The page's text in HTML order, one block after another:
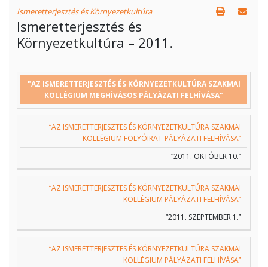
Ismeretterjesztés és Környezetkultúra
Ismeretterjesztés és
Környezetkultúra – 2011.
"AZ ISMERETTERJESZTÉS ÉS KÖRNYEZETKULTÚRA SZAKMAI
KOLLÉGIUM MEGHÍVÁSOS PÁLYÁZATI FELHÍVÁSA"
“AZ ISMERETTERJESZTES ÉS KÖRNYEZETKULTÚRA SZAKMAI
KOLLÉGIUM FOLYÓIRAT-PÁLYÁZATI FELHÍVÁSA”
“2011. OKTÓBER 10.”
“AZ ISMERETTERJESZTES ÉS KÖRNYEZETKULTÚRA SZAKMAI
KOLLÉGIUM PÁLYÁZATI FELHÍVÁSA”
“2011. SZEPTEMBER 1.”
“AZ ISMERETTERJESZTES ÉS KÖRNYEZETKULTÚRA SZAKMAI
KOLLÉGIUM PÁLYÁZATI FELHÍVÁSA”